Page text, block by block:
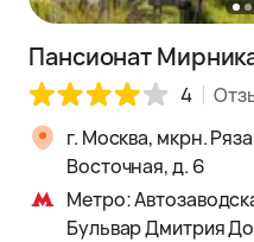
Пансионат
4
г. Москва, мкрн.
Восточная, д. 6
Метро:
Бульвар Дмитрия